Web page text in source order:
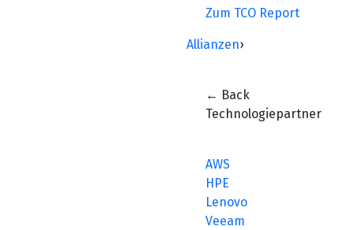
Zum TCO Report
Allianzen›
← Back
Technologiepartner
AWS
HPE
Lenovo
Veeam